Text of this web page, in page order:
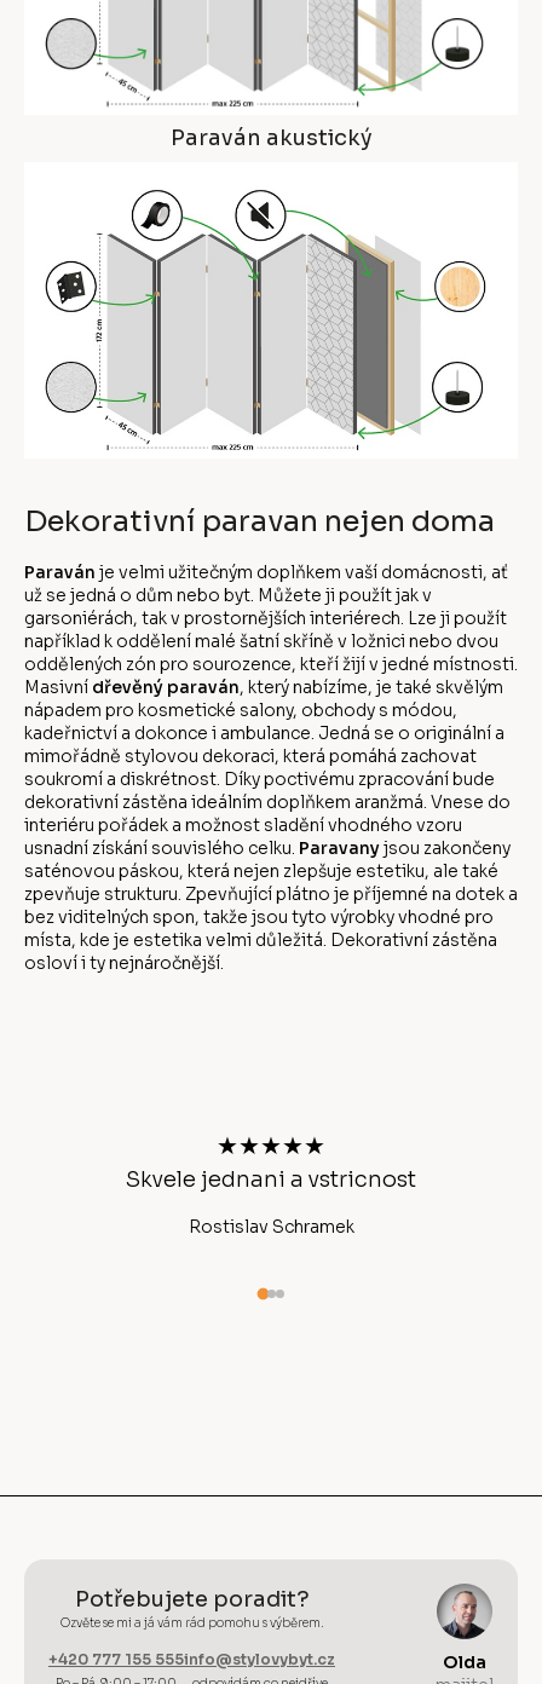
Paraván akustický
Dekorativní paravan nejen doma
Paraván je velmi užitečným doplňkem vaší domácnosti, ať
už se jedná o dům nebo byt. Můžete ji použít jak v
garsoniérách, tak v prostornějších interiérech. Lze ji použít
například k oddělení malé šatní skříně v ložnici nebo dvou
oddělených zón pro sourozence, kteří žijí v jedné místnosti.
Masivní dřevěný paraván, který nabízíme, je také skvělým
nápadem pro kosmetické salony, obchody s módou,
kadeřnictví a dokonce i ambulance. Jedná se o originální a
mimořádně stylovou dekoraci, která pomáhá zachovat
soukromí a diskrétnost. Díky poctivému zpracování bude
dekorativní zástěna ideálním doplňkem aranžmá. Vnese do
interiéru pořádek a možnost sladění vhodného vzoru
usnadní získání souvislého celku. Paravanyjsou zakončeny
saténovou páskou, která nejen zlepšuje estetiku, ale také
zpevňuje strukturu. Zpevňující plátno je příjemné na dotek a
bez viditelných spon, takže jsou tyto výrobky vhodné pro
místa, kde je estetika velmi důležitá. Dekorativní zástěna
osloví i ty nejnáročnější.
★★★★★
Skvele jednani a vstricnost
Rostislav Schramek
Potřebujete poradit?
Ozvěte se mi a já vám rád pomohu s výběrem.
+420 777 155 555info@stylovybyt.cz
Olda